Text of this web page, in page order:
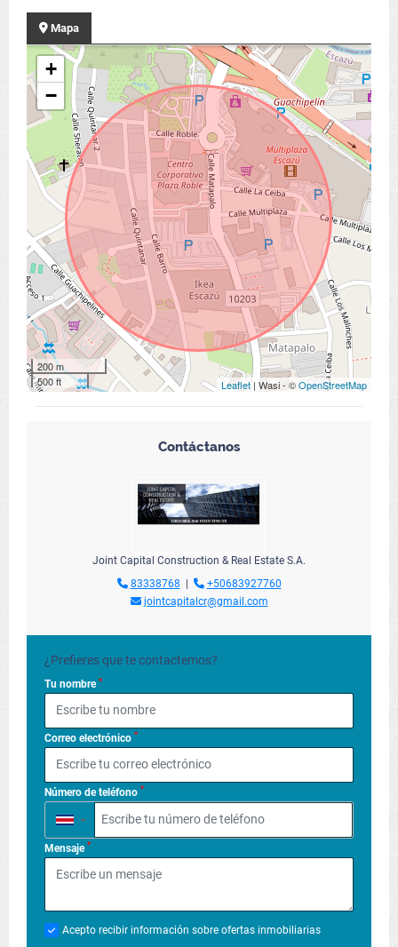
Mapa
+
−
200 m
500 ft
Leaflet | Wasi - ©OpenStreetMap
Contáctanos
Joint Capital Construction & Real Estate S.A.
83338768
+50683927760
jointcapitalcr@gmail.com
¿Prefieres que te contactemos?
Tu nombre *
Correo electrónico *
Número de teléfono *
▼
Mensaje *
Acepto recibir información sobre ofertas inmobiliarias